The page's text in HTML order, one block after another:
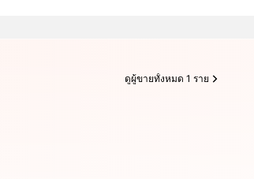
ดูผู้ขายทั้งหมด 1 ราย